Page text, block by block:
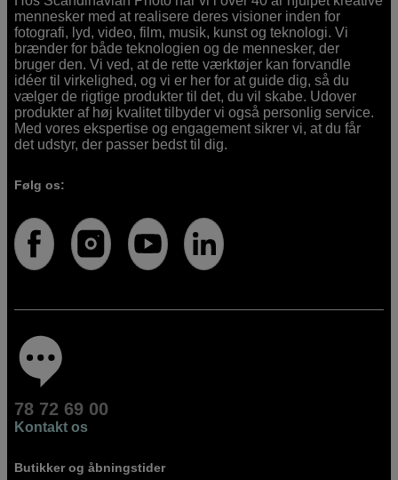
mennesker med at realisere deres visioner inden for
fotografi, lyd, video, film, musik, kunst og teknologi. Vi
brænder for både teknologien og de mennesker, der
bruger den. Vi ved, at de rette værktøjer kan forvandle
idéer til virkelighed, og vi er her for at guide dig, så du
vælger de rigtige produkter til det, du vil skabe. Udover
produkter af høj kvalitet tilbyder vi også personlig service.
Med vores ekspertise og engagement sikrer vi, at du får
det udstyr, der passer bedst til dig.
Følg os:
78 72 69 00
Kontakt os
Butikker og åbningstider